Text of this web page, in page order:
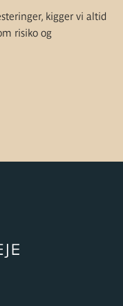
kigger vi altid
risiko og